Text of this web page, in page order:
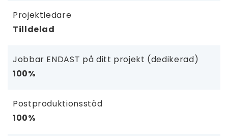
Projektledare
Tilldelad
Jobbar ENDAST på ditt projekt (dedikerad)
100%
Postproduktionsstöd
100%